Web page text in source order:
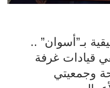
بـ”أسوان” ..
قيادات غرفة
وجمعيتي